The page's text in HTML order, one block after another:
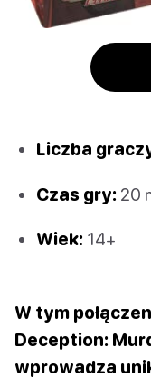
Liczba
Czas gry: 20
Wiek: 14+
W tym
Deception:
wprowadza